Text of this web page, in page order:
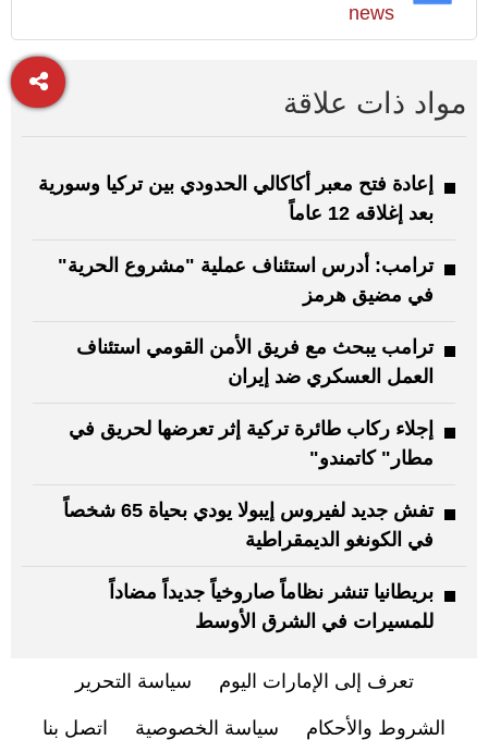
news
مواد ذات علاقة
إعادة فتح معبر أكاكالي الحدودي بين تركيا وسورية
بعد إغلاقه 12 عاماً
ترامب: ‏أدرس استئناف عملية "مشروع الحرية"
في مضيق هرمز
ترامب يبحث مع فريق الأمن القومي استئناف
العمل العسكري ضد إيران
إجلاء ركاب طائرة تركية إثر تعرضها لحريق في
مطار" كاتمندو"
تفش جديد لفيروس إيبولا يودي بحياة 65 شخصاً
في الكونغو الديمقراطية
بريطانيا تنشر نظاماً صاروخياً جديداً مضاداً
للمسيرات في الشرق الأوسط
تعرف إلى الإمارات اليوم سياسة التحرير
الشروط والأحكام سياسة الخصوصية اتصل بنا